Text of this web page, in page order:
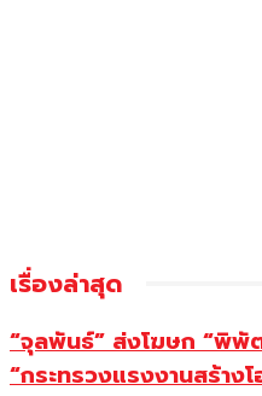
เรื่องล่าสุด
“จุลพันธ์” ส่งโฆษก “พิพั
“กระทรวงแรงงานสร้าง